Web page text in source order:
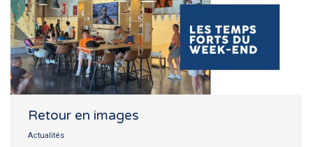
Retour en images
Actualités